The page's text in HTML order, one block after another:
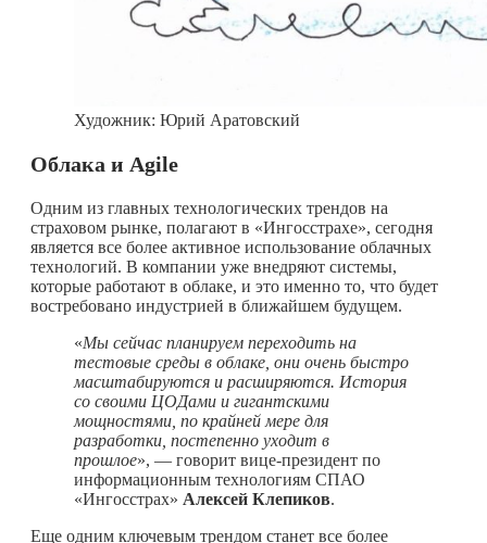
Художник: Юрий Аратовский
Облака и Agile
Одним из главных технологических трендов на
страховом рынке, полагают в «Ингосстрахе», сегодня
является все более активное использование облачных
технологий. В компании уже внедряют системы,
которые работают в облаке, и это именно то, что будет
востребовано индустрией в ближайшем будущем.
«Мы сейчас планируем переходить на
тестовые среды в облаке, они очень быстро
масштабируются и расширяются. История
со своими ЦОДами и гигантскими
мощностями, по крайней мере для
разработки, постепенно уходит в
прошлое», — говорит вице-президент по
информационным технологиям СПАО
«Ингосстрах» Алексей Клепиков.
Еще одним ключевым трендом станет все более